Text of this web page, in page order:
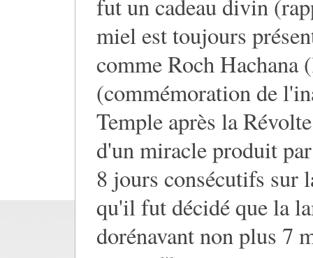
fut un cadeau divin
miel est toujours
comme Roch Hachana
(commémoration de
Temple après la
d'un miracle produit
8 jours consécutifs sur
qu'il fut décidé que la
dorénavant non plus 7